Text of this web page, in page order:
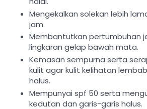
Mengekalkan solekan lebih
jam.
Membantutkan pertumbuhan
lingkaran gelap bawah mata.
Kemasan sempurna serta
kulit agar kulit kelihatan
halus.
Mempunyai spf 50 serta
kedutan dan garis-garis halus.